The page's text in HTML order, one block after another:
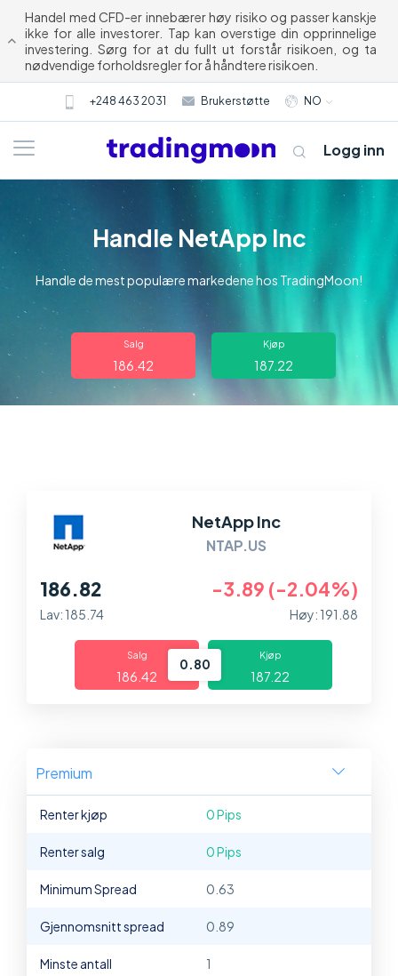
Handel med CFD-er innebærer høy risiko og passer kanskje
ikke for alle investorer. Tap kan overstige din opprinnelige
investering. Sørg for at du fullt ut forstår risikoen, og ta
nødvendige forholdsregler for å håndtere risikoen.
+248 463 2031 Brukerstøtte NO
Om oss
Hjelp og info
Logg inn
Handle NetApp Inc
Handle de mest populære markedene hos TradingMoon!
Salg
186.42
Kjøp
187.22
NetApp Inc
NTAP.US
186.82 -3.89 (-2.04%)
Lav: 185.74 Høy: 191.88
Salg
186.42
0.80
Kjøp
187.22
Premium
Renter kjøp 0 Pips
Renter salg 0 Pips
Minimum Spread 0.63
Gjennomsnitt spread 0.89
Minste antall 1